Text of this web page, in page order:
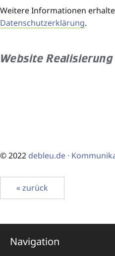
Weitere Informationen
Datenschutzerklärung.
Website Realisierung
© 2022 debleu.de ·
« zurück
Navigation